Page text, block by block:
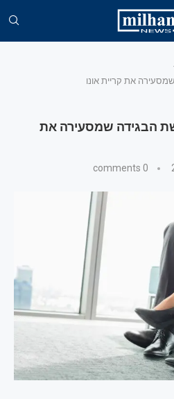
את קריית אונו
הבגידה שמסעירה את
0 comments